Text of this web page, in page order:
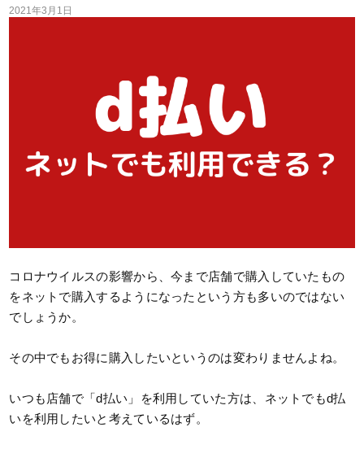
2021年3月1日
コロナウイルスの影響から、今まで店舗で購入していたもの
をネットで購入するようになったという方も多いのではない
でしょうか。
その中でもお得に購入したいというのは変わりませんよね。
いつも店舗で「d払い」を利用していた方は、ネットでもd払
いを利用したいと考えているはず。